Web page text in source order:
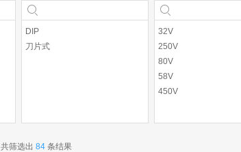
DIP
刀片式
32V
250V
80V
58V
450V
共筛选出 84 条结果